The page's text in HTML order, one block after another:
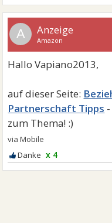
Thema.
A
Partnerschaft Tipps
x 4